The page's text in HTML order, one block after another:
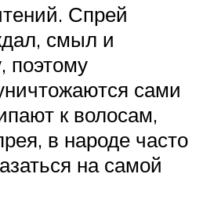
Спрей
смыл и
поэтому
сами
к волосам,
в народе часто
на самой